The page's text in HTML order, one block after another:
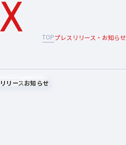
TOPプレスリリース・お知らせ
リリースお知らせ